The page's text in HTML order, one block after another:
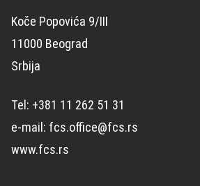
Koče Popovića 9/III
11000 Beograd
Srbija
Tel: +381 11 262 51 31
e-mail: fcs.office@fcs.rs
www.fcs.rs